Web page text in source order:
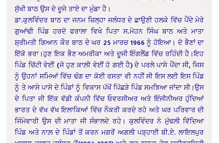
ਸੁੱਖੀ ਬਾਠ ਉਸ ਦੇ ਦੂਜੇ ਤਾਏ ਦਾ ਮੁੰਡਾ ਹੈ।
ਡਾ.ਕੁਲਵਿੰਦਰ ਬਾਠ ਦਾ ਜਨਮ ਜ਼ਿਲ੍ਹਾ ਜਲੰਧਰ ਦੇ ਛਾਉਣੀ ਹਲਕੇ ਵਿੱਚ ਪੈਂਦੇ ਮੇਰੇ
ਗੁਆਂਢੀ ਪਿੰਡ ਹਰਦੋ ਫਰਾਲਾ ਵਿਖੇ ਪਿਤਾ ਸ.ਮੋਹਨ ਸਿੰਘ ਬਾਠ ਅਤੇ ਮਾਤਾ
ਸ਼੍ਰੀਮਤੀ ਗਿਆਨ ਕੌਰ ਬਾਠ ਦੇ ਘਰ 25 ਮਾਰਚ 1966 ਨੂੰ ਹੋਇਆ। ਦੋ ਭੈਣਾਂ ਦਾ
ਇੱਕੋ ਭਰਾ।ਹੁਣ ਇਕ ਭੈਣ ਅਮਰੀਕਾ ਅਤੇ ਦੂਜੀ ਇੰਗਲੈਂਡ ਵਿੱਚ ਰਹਿੰਦੀ ਹੈ।ਇਹ
ਪਿੰਡ ਚਿੱਟੀ ਵੇਈਂ (ਜੋ ਹੁਣ ਕਾਲ਼ੀ ਵੇਈਂ ਹੋ ਗਈ ਹੈ) ਦੇ ਪਰਲੇ ਪਾਸੇ ਪੈਂਦਾ ਸੀ, ਜਿਸ
ਨੂੰ ਉਹਨਾਂ ਸਮਿਆਂ ਵਿੱਚ ਢੰਗ ਦਾ ਕੋਈ ਰਸਤਾ ਵੀ ਨਹੀਂ ਸੀ ਇਸ ਲਈ ਇਸ ਪਿੰਡ
ਨੂੰ ਤੇ ਆਸੇ ਪਾਸੇ ਦੇ ਪਿੰਡਾਂ ਨੂੰ ਵਿਕਾਸ ਪੱਖੋਂ ਪਿੱਛੜੇ ਪਿੰਡ ਸਮਝਿਆ ਜਾਂਦਾ ਸੀ।ਉਸ
ਦੇ ਪਿਤਾ ਜੀ ਇੱਕ ਵੱਡੀ ਕੰਪਨੀ ਵਿੱਚ ਓਵਰਸੀਅਰ ਅਤੇ ਇੰਜੀਨੀਅਰ ਹੁੰਦਿਆਂ
ਭਾਰਤ ਦੇ ਵੱਖ ਵੱਖ ਇਲਾਕਿਆਂ ਵਿੱਚ ਨੌਕਰੀ ਕਰਦੇ ਰਹੇ ਅਤੇ ਘਰ ਪਰਿਵਾਰ ਦੀ
ਜਿੰਮੇਵਾਰੀ ਉਸ ਦੀ ਮਾਤਾ ਜੀ ਸੰਭਾਲਦੇ ਰਹੇ। ਕੁਲਵਿੰਦਰ ਨੇ ਮੁੱਢਲੀ ਵਿੱਦਿਆ
ਪਿੰਡ ਅਤੇ ਨਾਲ਼ ਦੇ ਪਿੰਡਾਂ ਤੋਂ ਕਰਨ ਮਗਰੋਂ ਅਗਲੀ ਪੜ੍ਹਾਈ ਬੀ.ਏ. ਲਾਇਲਪੁਰ